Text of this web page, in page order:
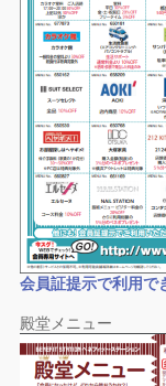
会員証提示で利用で
殿堂メニュー